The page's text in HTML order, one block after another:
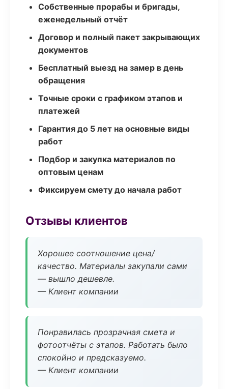
Собственные прорабы и бригады,
еженедельный отчёт
Договор и полный пакет закрывающих
документов
Бесплатный выезд на замер в день
обращения
Точные сроки с графиком этапов и
платежей
Гарантия до 5 лет на основные виды
работ
Подбор и закупка материалов по
оптовым ценам
Фиксируем смету до начала работ
Отзывы клиентов
Хорошее соотношение цена/
качество. Материалы закупали сами
— вышло дешевле.
— Клиент компании
Понравилась прозрачная смета и
фотоотчёты с этапов. Работать было
спокойно и предсказуемо.
— Клиент компании